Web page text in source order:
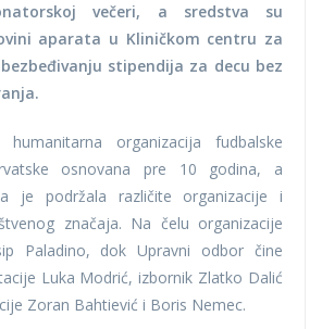
večeri, a sredstva su
aparata u Kliničkom centru za
stipendija za decu bez
organizacija fudbalske
osnovana pre 10 godina, a
je podržala različite organizacije i
značaja. Na čelu organizacije
Paladino, dok Upravni odbor čine
Luka Modrić, izbornik Zlatko Dalić
Zoran Bahtiević i Boris Nemec.